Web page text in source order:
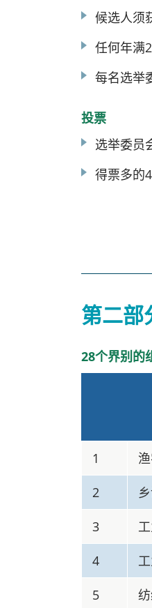
候选人须
任何年满
每名选举
投票
选举委员
得票多的
第二部
28个界别的
1
2
3
4
5